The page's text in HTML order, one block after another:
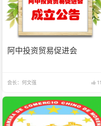
阿中投资贸易促进会
会长：何文强 11